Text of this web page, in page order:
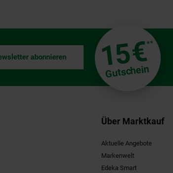
15€**
Gutschein
abonnieren
Über Marktkauf
Aktuelle Angebote
Markenwelt
Edeka Smart